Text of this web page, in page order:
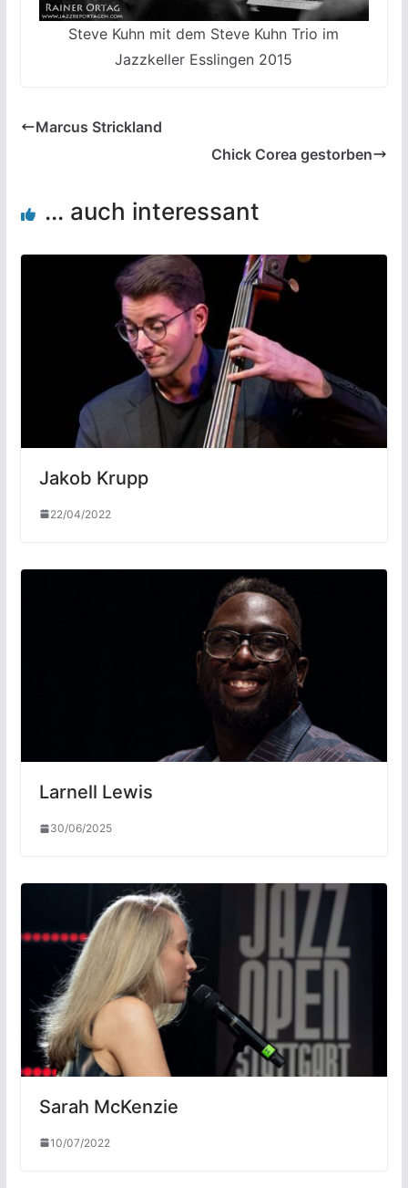
Steve Kuhn mit dem Steve Kuhn Trio im
Jazzkeller Esslingen 2015
Marcus Strickland
Chick Corea gestorben
... auch interessant
Jakob Krupp
22/04/2022
Larnell Lewis
30/06/2025
Sarah McKenzie
10/07/2022